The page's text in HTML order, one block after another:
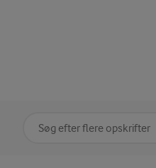
Søg på kategori